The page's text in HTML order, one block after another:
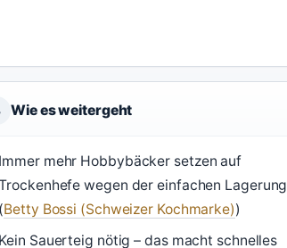
Wie es weitergeht
Immer mehr Hobbybäcker setzen auf
wegen der einfachen Lagerung
(Betty Bossi (Schweizer Kochmarke))
Kein Sauerteig nötig – das macht schnelles